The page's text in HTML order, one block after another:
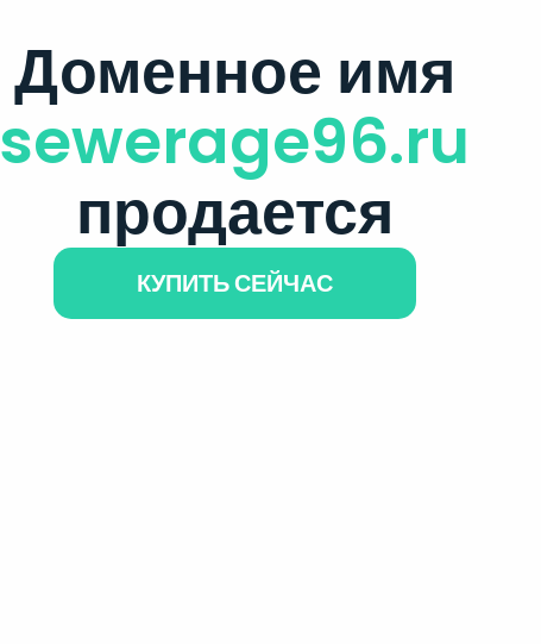
Доменное имя
sewerage96.ru
продается
КУПИТЬ СЕЙЧАС